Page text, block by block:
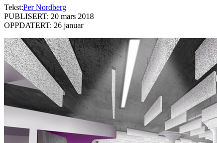
Tekst:Per Nordberg
PUBLISERT: 20 mars 2018
OPPDATERT: 26 januar